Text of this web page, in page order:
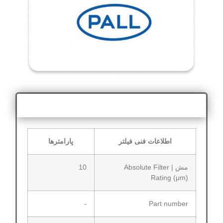
اطلاعات فنی فیلتر پارامترها
مش | Absolute Filter
Rating (μm)
10
Part number
-